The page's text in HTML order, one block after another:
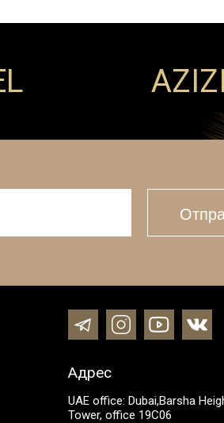
AZIZI
Адрес
UAE office: Dubai,Barsha
Tower, office 19C06